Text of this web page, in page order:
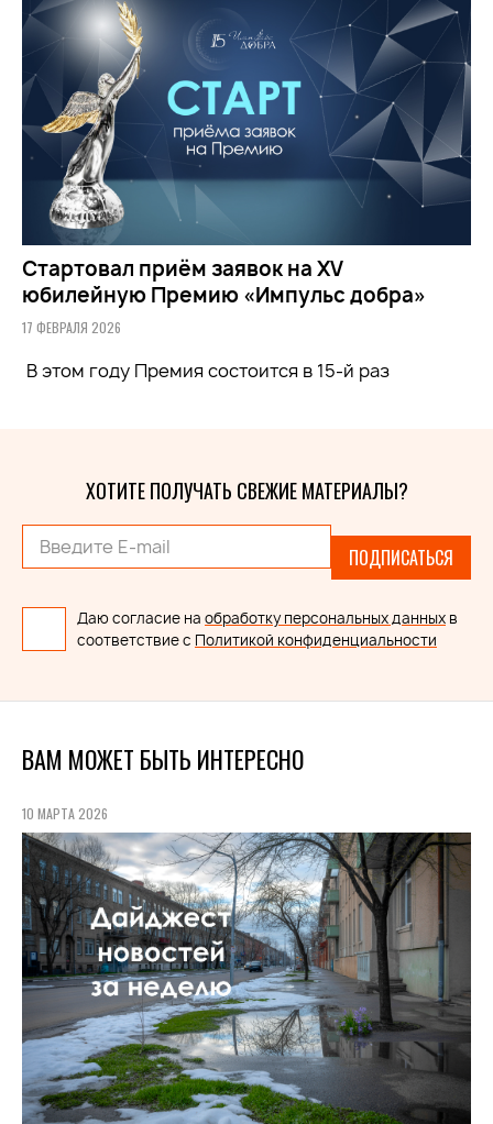
Стартовал приём заявок на XV
юбилейную Премию «Импульс добра»
17 ФЕВРАЛЯ 2026
В этом году Премия состоится в 15-й раз
ХОТИТЕ ПОЛУЧАТЬ СВЕЖИЕ МАТЕРИАЛЫ?
ПОДПИСАТЬСЯ
Даю согласие на обработку персональных данных в
соответствие с Политикой конфиденциальности
ВАМ МОЖЕТ БЫТЬ ИНТЕРЕСНО
10 МАРТА 2026